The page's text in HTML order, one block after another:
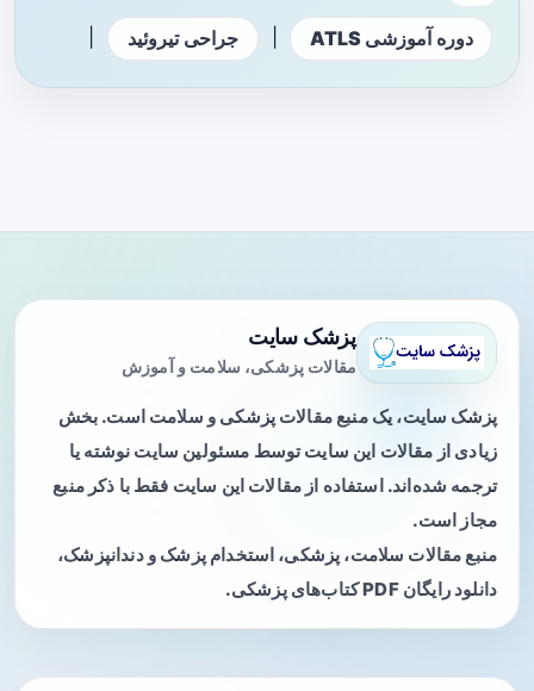
دوره آموزشی ATLS جراحی تیروئید
پزشک سایت
مقالات پزشکی، سلامت و آموزش
پزشک سایت، یک منبع مقالات پزشکی و سلامت است. بخش
زیادی از مقالات این سایت توسط مسئولین سایت نوشته یا
ترجمه شده‌اند. استفاده از مقالات این سایت فقط با ذکر منبع
مجاز است.
منبع مقالات سلامت، پزشکی، استخدام پزشک و دندانپزشک،
دانلود رایگان PDF کتاب‌های پزشکی.